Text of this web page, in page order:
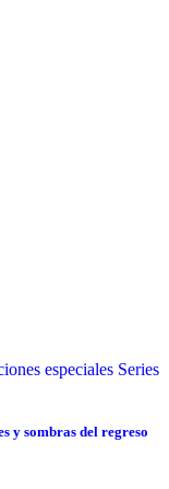
especiales Series
y sombras del regreso